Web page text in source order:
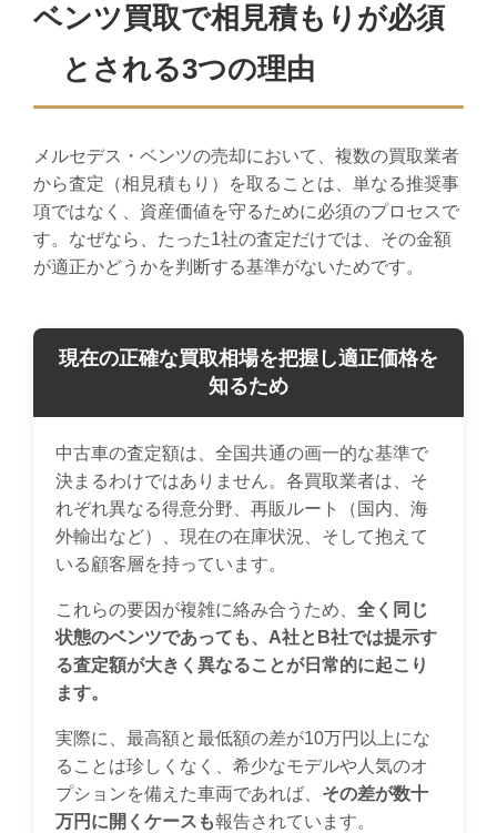
ベンツ買取で相見積もりが必須
とされる3つの理由
メルセデス・ベンツの売却において、複数の買取業者
から査定（相見積もり）を取ることは、単なる推奨事
項ではなく、資産価値を守るために必須のプロセスで
す。なぜなら、たった1社の査定だけでは、その金額
が適正かどうかを判断する基準がないためです。
現在の正確な買取相場を把握し適正価格を
知るため
中古車の査定額は、全国共通の画一的な基準で
決まるわけではありません。各買取業者は、そ
れぞれ異なる得意分野、再販ルート（国内、海
外輸出など）、現在の在庫状況、そして抱えて
いる顧客層を持っています。
これらの要因が複雑に絡み合うため、 全く同じ
状態のベンツであっても、A社とB社では提示す
る査定額が大きく異なることが日常的に起こり
ます。
実際に、最高額と最低額の差が10万円以上にな
ることは珍しくなく、希少なモデルや人気のオ
プションを備えた車両であれば、 その差が数十
万円に開くケースも報告されています。